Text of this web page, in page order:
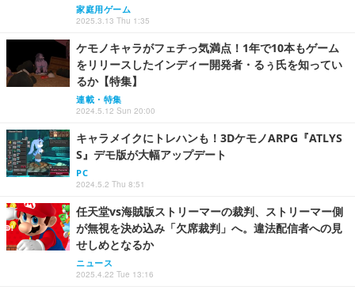
家庭用ゲーム
2025.3.13 Thu 1:35
ケモノキャラがフェチっ気満点！1年で10本もゲーム
をリリースしたインディー開発者・るぅ氏を知ってい
るか【特集】
連載・特集
2024.5.12 Sun 20:00
キャラメイクにトレハンも！3DケモノARPG『ATLYS
S』デモ版が大幅アップデート
PC
2024.5.2 Thu 8:51
任天堂vs海賊版ストリーマーの裁判、ストリーマー側
が無視を決め込み「欠席裁判」へ。違法配信者への見
せしめとなるか
ニュース
2025.4.22 Tue 13:16